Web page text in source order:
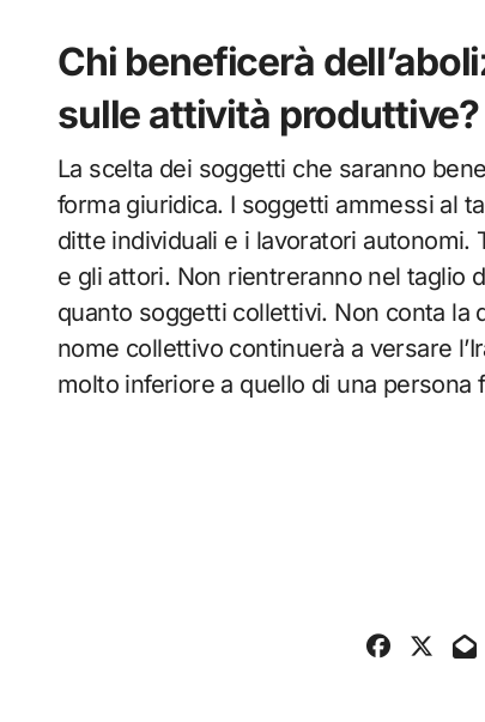
Chi beneficerà
sulle attività produttive?
La scelta dei soggetti che saranno
forma giuridica. I soggetti ammessi al
ditte individuali e i lavoratori
e gli attori. Non rientreranno nel taglio
quanto soggetti collettivi. Non conta la
nome collettivo continuerà a versare
molto inferiore a quello di una persona